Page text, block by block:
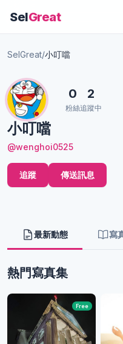
SelGreat
SelGreat/小叮噹
小叮噹
@wenghoi0525
0
粉絲
2
追蹤中
追蹤 傳送訊息
最新動態 寫
熱門寫真集
Free